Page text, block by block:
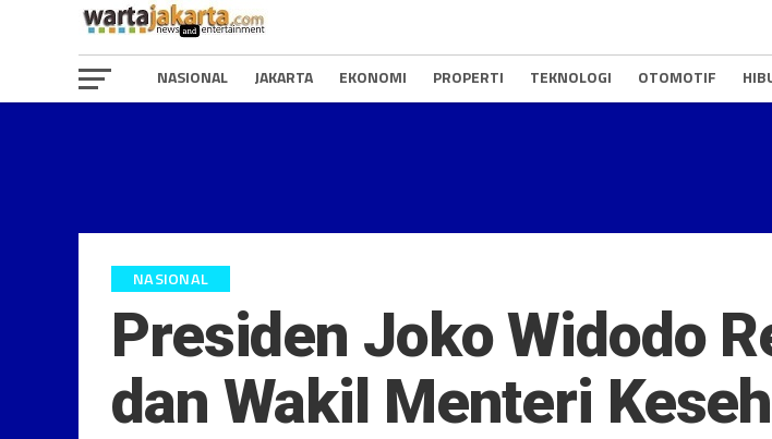
NASIONAL JAKARTA EKONOMI PROPERTI TEKNOLOGI OTOMOTIF
NASIONAL
Presiden Joko Widodo
dan Wakil Menteri